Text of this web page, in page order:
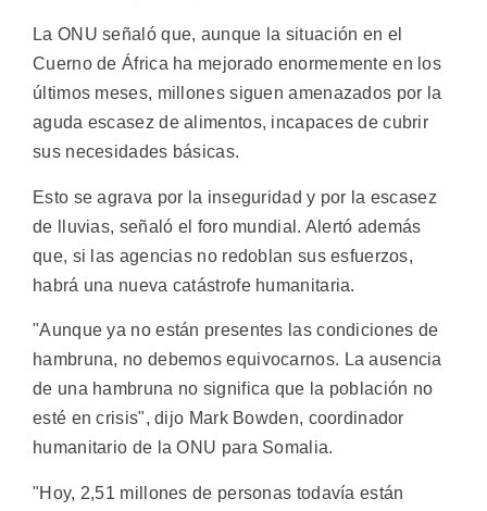
La ONU señaló que, aunque la situación en el
Cuerno de África ha mejorado enormemente en los
últimos meses, millones siguen amenazados por la
aguda escasez de alimentos, incapaces de cubrir
sus necesidades básicas.
Esto se agrava por la inseguridad y por la escasez
de lluvias, señaló el foro mundial. Alertó además
que, si las agencias no redoblan sus esfuerzos,
habrá una nueva catástrofe humanitaria.
"Aunque ya no están presentes las condiciones de
hambruna, no debemos equivocarnos. La ausencia
de una hambruna no significa que la población no
esté en crisis", dijo Mark Bowden, coordinador
humanitario de la ONU para Somalia.
"Hoy, 2,51 millones de personas todavía están